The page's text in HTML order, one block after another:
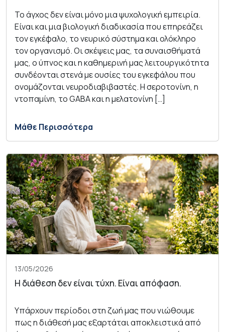
Το άγχος δεν είναι μόνο μια ψυχολογική εμπειρία.
Είναι και μια βιολογική διαδικασία που επηρεάζει
τον εγκέφαλο, το νευρικό σύστημα και ολόκληρο
τον οργανισμό. Οι σκέψεις μας, τα συναισθήματά
μας, ο ύπνος και η καθημερινή μας λειτουργικότητα
συνδέονται στενά με ουσίες του εγκεφάλου που
ονομάζονται νευροδιαβιβαστές. Η σεροτονίνη, η
ντοπαμίνη, το GABA και η μελατονίνη […]
Μάθε Περισσότερα
13/05/2026
Η διάθεση δεν είναι τύχη. Είναι απόφαση.
Υπάρχουν περίοδοι στη ζωή μας που νιώθουμε
πως η διάθεσή μας εξαρτάται αποκλειστικά από